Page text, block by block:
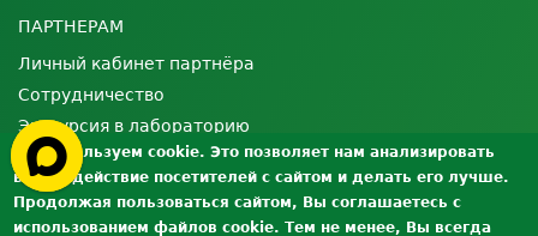
ПАРТНЕРАМ
Личный кабинет партнёра
Сотрудничество
Экскурсия в лабораторию
О ЛАБОРАТОРИИ
Лицензии и сертификаты
Мы используем cookie. Это позволяет нам анализировать
взаимодействие посетителей с сайтом и делать его лучше.
Продолжая пользоваться сайтом, Вы соглашаетесь с
использованием файлов cookie. Тем не менее, Вы всегда